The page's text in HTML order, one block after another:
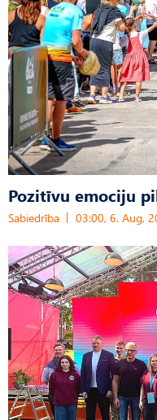
Pozitīvu emociju
Sabiedrība 03:00, 6. Aug,